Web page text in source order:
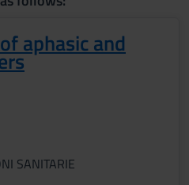
aphasic and
SANITARIE